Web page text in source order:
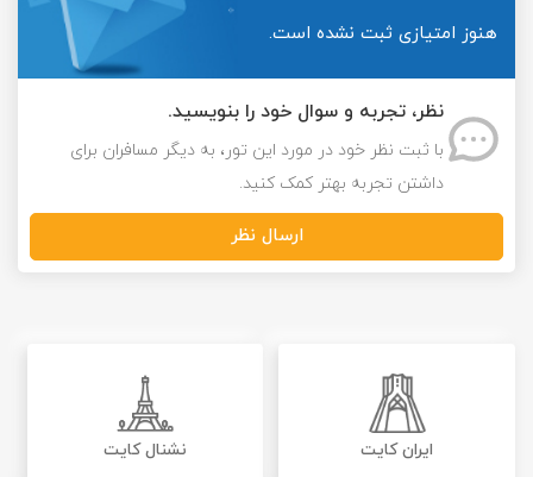
هنوز امتیازی ثبت نشده است.
نظر، تجربه و سوال خود را بنویسید.
با ثبت نظر خود در مورد این تور، به دیگر مسافران برای
داشتن تجربه بهتر کمک کنید.
ارسال نظر
ایران کایت نشنال کایت